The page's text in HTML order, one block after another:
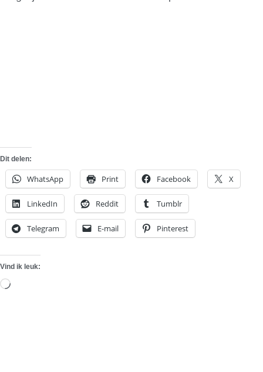
Dit delen:
WhatsApp Print Facebook X
LinkedIn Reddit Tumblr
Telegram E-mail Pinterest
Vind ik leuk:
Aan